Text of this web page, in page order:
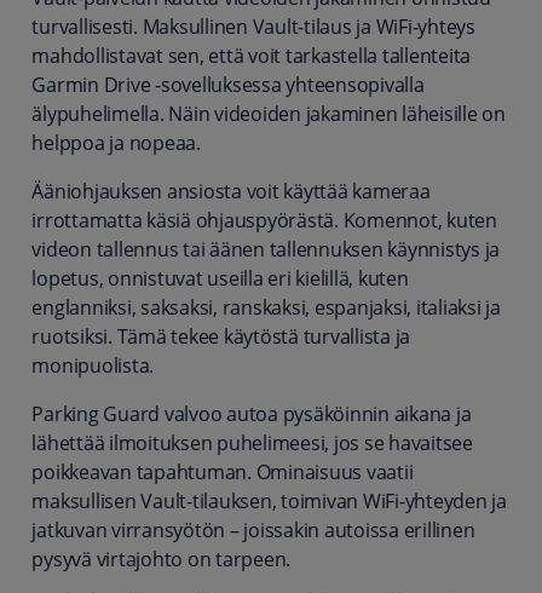
turvallisesti. Maksullinen Vault-tilaus ja WiFi-yhteys
mahdollistavat sen, että voit tarkastella tallenteita
Garmin Drive -sovelluksessa yhteensopivalla
älypuhelimella. Näin videoiden jakaminen läheisille on
helppoa ja nopeaa.
Ääniohjauksen ansiosta voit käyttää kameraa
irrottamatta käsiä ohjauspyörästä. Komennot, kuten
videon tallennus tai äänen tallennuksen käynnistys ja
lopetus, onnistuvat useilla eri kielillä, kuten
englanniksi, saksaksi, ranskaksi, espanjaksi, italiaksi ja
ruotsiksi. Tämä tekee käytöstä turvallista ja
monipuolista.
Parking Guard valvoo autoa pysäköinnin aikana ja
lähettää ilmoituksen puhelimeesi, jos se havaitsee
poikkeavan tapahtuman. Ominaisuus vaatii
maksullisen Vault-tilauksen, toimivan WiFi-yhteyden ja
jatkuvan virransyötön – joissakin autoissa erillinen
pysyvä virtajohto on tarpeen.